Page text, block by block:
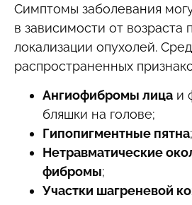
Симптомы заболевания
в зависимости от возраста
локализации опухолей.
распространенных
Ангиофибромы лица и
бляшки на голове;
Гипопигментные пятна;
Нетравматические
фибромы;
Участки шагреневой